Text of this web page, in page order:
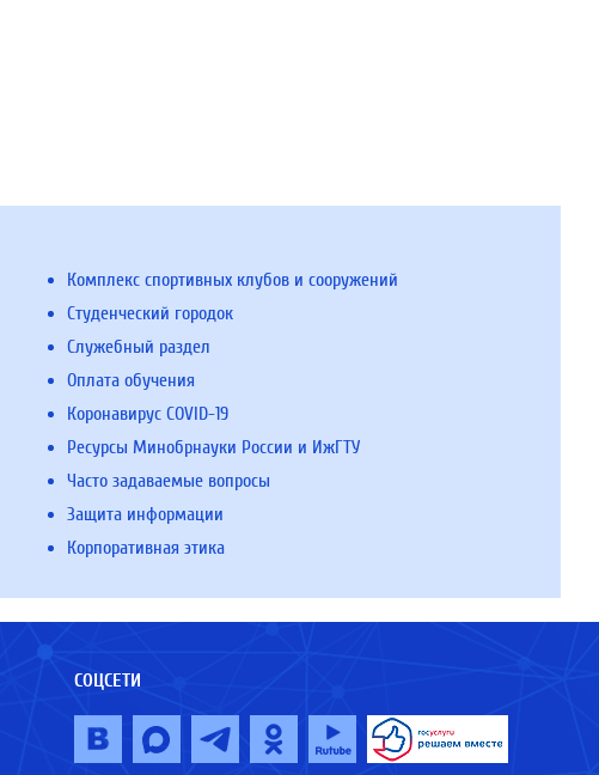
Комплекс спортивных клубов и сооружений
Студенческий городок
Служебный раздел
Оплата обучения
Коронавирус COVID-19
Ресурсы Минобрнауки России и ИжГТУ
Часто задаваемые вопросы
Защита информации
Корпоративная этика
СОЦСЕТИ